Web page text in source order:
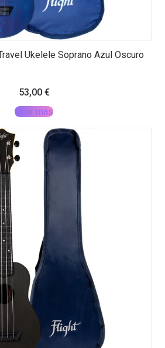
Ukelele Soprano Azul Oscuro
53,00 €
Leer más